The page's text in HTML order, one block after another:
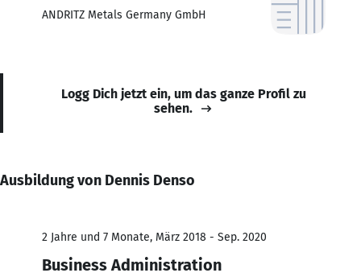
ANDRITZ Metals Germany GmbH
Logg Dich jetzt ein, um das ganze Profil zu
sehen.
Ausbildung von Dennis Denso
2 Jahre und 7 Monate, März 2018 - Sep. 2020
Business Administration